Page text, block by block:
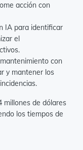
acción con
IA para identificar
el
con
y mantener los
millones de dólares
los tiempos de